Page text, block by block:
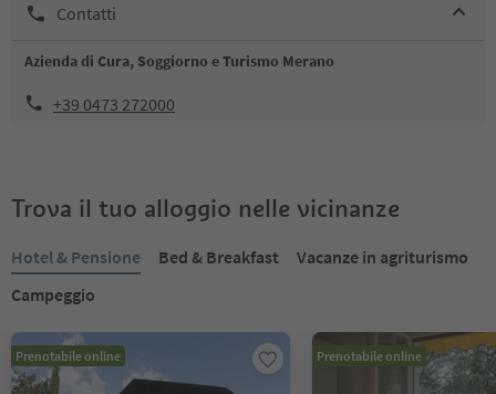
Contatti
Azienda di Cura, Soggiorno e Turismo Merano
+39 0473 272000
Trova il tuo alloggio nelle vicinanze
Hotel & Pensione Bed & Breakfast
Vacanze in agriturismo
Campeggio
Prenotabile online Prenotabile online